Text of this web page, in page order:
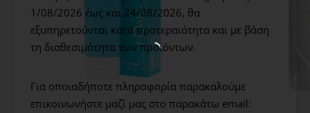
1/08/2026 έως και 24/08/2026, θα
εξυπηρετούνται κατά προτεραιότητα και με βάση
τη διαθεσιμότητα των προϊόντων.
Για οποιαδήποτε πληροφορία παρακαλούμε
επικοινωνήστε μαζί μας στο παρακάτω email:
Skin Type / Age
Όλοι οι τύποι. Ιδανική για θαμπό, άτονο, αφυδατωμένο
δέρμα/ 18+